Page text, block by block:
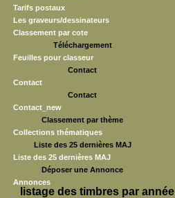
Tarifs postaux
Les graveurs/dessinateurs
Classement par cote
Téléchargement
Feuilles pour classeur
Contact
Contact
Contact
Contact_new
Classement par thème
Collections thématiques
Liste des 25 dernières MAJ
Liste des 25 dernières MAJ
Déposer une Annonce
Annonces
listage des timbres par année